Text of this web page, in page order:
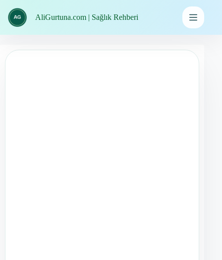
geç
AliGurtuna.com | Sağlık Rehberi